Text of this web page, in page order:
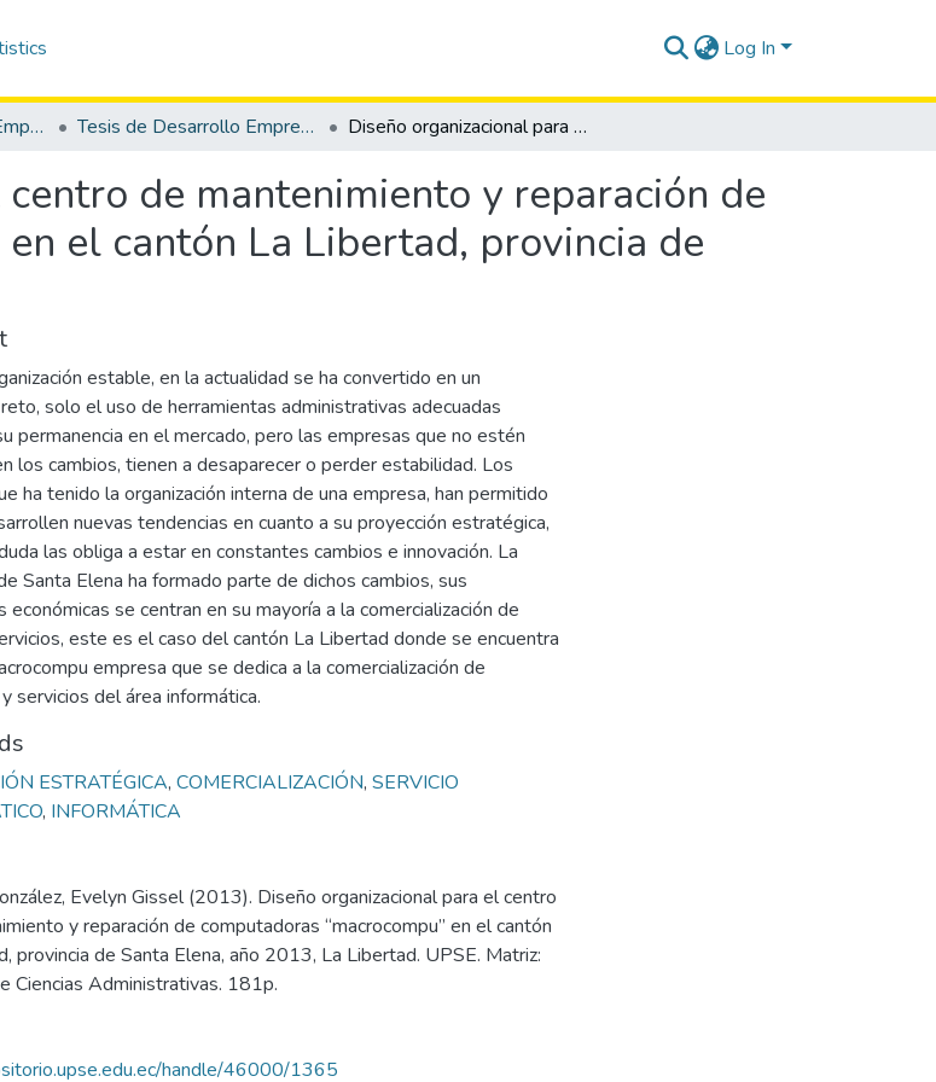
Log In
Carrera de Desarrollo Empresarial Tesis de Desarrollo Empresarial Diseño organizacional para el centro de mantenimiento y reparación de computadoras “macrocompu” en el cantón La Libertad, provincia de Santa Elena, año 2013
de mantenimiento y reparación de
el cantón La Libertad, provincia de
estable, en la actualidad se ha convertido en un
solo el uso de herramientas administrativas adecuadas
permanencia en el mercado, pero las empresas que no estén
los cambios, tienen a desaparecer o perder estabilidad. Los
ha tenido la organización interna de una empresa, han permitido
nuevas tendencias en cuanto a su proyección estratégica,
las obliga a estar en constantes cambios e innovación. La
Santa Elena ha formado parte de dichos cambios, sus
económicas se centran en su mayoría a la comercialización de
este es el caso del cantón La Libertad donde se encuentra
empresa que se dedica a la comercialización de
servicios del área informática.
ESTRATÉGICA, COMERCIALIZACIÓN, SERVICIO
, INFORMÁTICA
Evelyn Gissel (2013). Diseño organizacional para el centro
y reparación de computadoras “macrocompu” en el cantón
provincia de Santa Elena, año 2013, La Libertad. UPSE. Matriz:
Ciencias Administrativas. 181p.
handle/46000/1365